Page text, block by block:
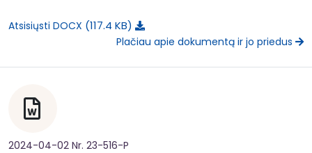
Atsisiųsti DOCX 117.4 KB
Plačiau apie dokumentą ir jo priedus
2024-04-02 Nr. 23-516-P